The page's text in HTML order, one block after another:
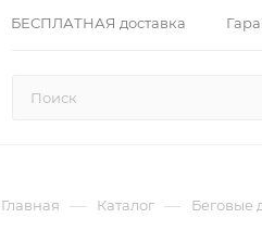
БЕСПЛАТНАЯ доставка
Главная — Каталог — Беговые